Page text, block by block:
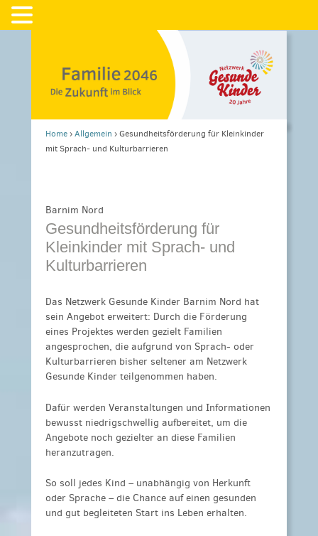
Home›Allgemein ›Gesundheitsförderung für Kleinkinder
mit Sprach- und Kulturbarrieren
Barnim Nord
Gesundheitsförderung für
Kleinkinder mit Sprach- und
Kulturbarrieren
Das Netzwerk Gesunde Kinder Barnim Nord hat
sein Angebot erweitert: Durch die Förderung
eines Projektes werden gezielt Familien
angesprochen, die aufgrund von Sprach- oder
Kulturbarrieren bisher seltener am Netzwerk
Gesunde Kinder teilgenommen haben.
Dafür werden Veranstaltungen und Informationen
bewusst niedrigschwellig aufbereitet, um die
Angebote noch gezielter an diese Familien
heranzutragen.
So soll jedes Kind – unabhängig von Herkunft
oder Sprache – die Chance auf einen gesunden
und gut begleiteten Start ins Leben erhalten.